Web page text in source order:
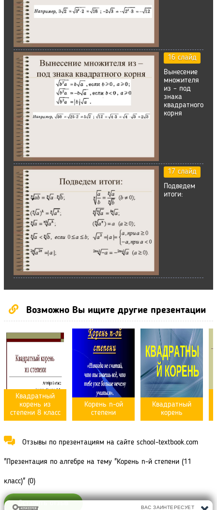
16 слайд
Вынесение
множителя
из – под
знака
квадратного
корня
17 слайд
Подведем
итоги:
Возможно Вы ищите другие презентации
Квадратный
корень из
степени 8 класс
Корень n-ой
степени
Квадратный
корень
Отзывы по презентациям на сайте school-textbook.com
"Презентация по алгебре на тему "Корень n-й степени (11
класс)" (0)
Оставить отзыв